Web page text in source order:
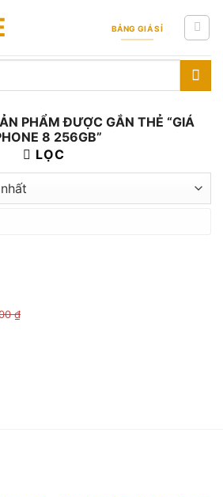
BẢNG GIÁ SỈ
PHẨM ĐƯỢC GẮN THẺ “GIÁ
8 256GB”
LỌC
₫